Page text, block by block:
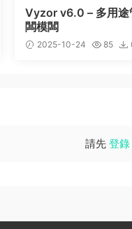
Vyzor v6.0 – 多用途
闆模闆
2025-10-24 85
請先 登錄